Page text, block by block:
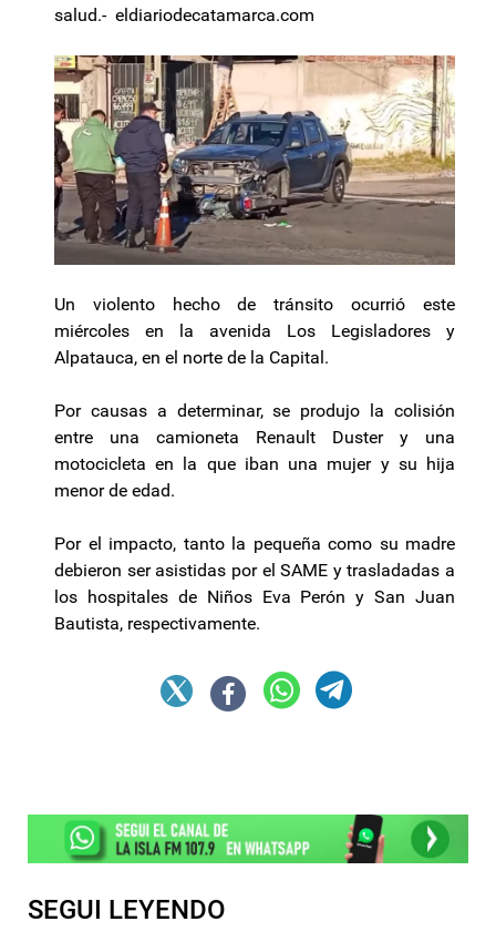
salud.- eldiariodecatamarca.com
Un violento hecho de tránsito ocurrió este
miércoles en la avenida Los Legisladores y
Alpatauca, en el norte de la Capital.
Por causas a determinar, se produjo la colisión
entre una camioneta Renault Duster y una
motocicleta en la que iban una mujer y su hija
menor de edad.
Por el impacto, tanto la pequeña como su madre
debieron ser asistidas por el SAME y trasladadas a
los hospitales de Niños Eva Perón y San Juan
Bautista, respectivamente.
SEGUI LEYENDO